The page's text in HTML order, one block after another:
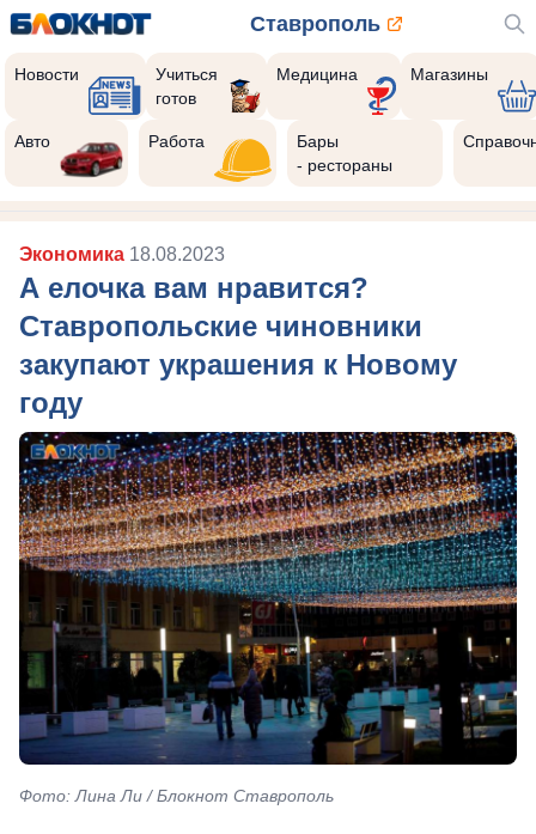
Ставрополь
Новости
Учиться
готов
Медицина Магазины
Авто Работа
Бары
- рестораны
Экономика 18.08.2023
А елочка вам нравится?
Ставропольские чиновники
закупают украшения к Новому
году
Фото: Лина Ли / Блокнот Ставрополь